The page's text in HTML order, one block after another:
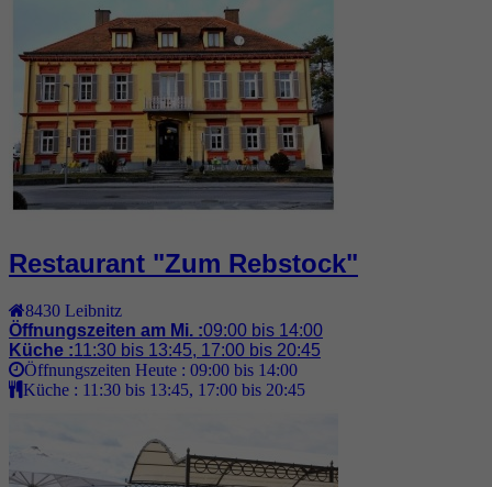
Restaurant "Zum Rebstock"
8430 Leibnitz
Öffnungszeiten am Mi. :09:00 bis 14:00
Küche :11:30 bis 13:45, 17:00 bis 20:45
Öffnungszeiten Heute : 09:00 bis 14:00
Küche : 11:30 bis 13:45, 17:00 bis 20:45